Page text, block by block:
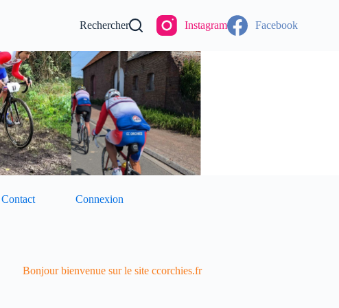
Rechercher Instagram Facebook
Contact Connexion
Bonjour bienvenue sur le site ccorchies.fr